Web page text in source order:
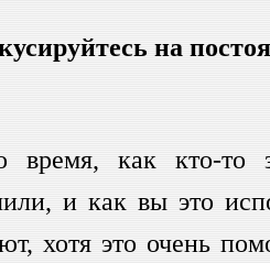
на
как кто-то
и как вы это
хотя это очень